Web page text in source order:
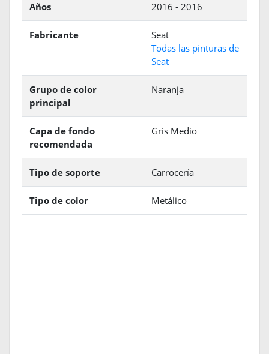
Años 2016 - 2016
Fabricante
Seat
Todas las pinturas de
Seat
Grupo de color
principal
Naranja
Capa de fondo
recomendada
Gris Medio
Tipo de soporte Carrocería
Tipo de color Metálico